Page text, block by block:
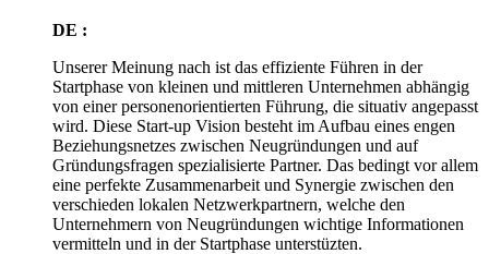
DE :
Unserer Meinung nach ist das effiziente Führen in der
Startphase von kleinen und mittleren Unternehmen abhängig
von einer personenorientierten Führung, die situativ angepasst
wird. Diese Start-up Vision besteht im Aufbau eines engen
Beziehungsnetzes zwischen Neugründungen und auf
Gründungsfragen spezialisierte Partner. Das bedingt vor allem
eine perfekte Zusammenarbeit und Synergie zwischen den
verschieden lokalen Netzwerkpartnern, welche den
Unternehmern von Neugründungen wichtige Informationen
vermitteln und in der Startphase unterstüzten.